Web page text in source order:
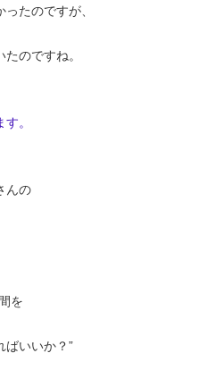
たのですが、
のですね。
。
んの
を
いか？”